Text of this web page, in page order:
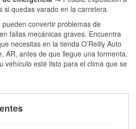
si quedas varado en la carretera.
convertir problemas de
fallas mecánicas graves. Encuentra
necesitas en la tienda O’Reilly Auto
AR, antes de que llegue una tormenta,
vehículo esté listo para el clima que se